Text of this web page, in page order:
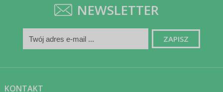
NEWSLETTER
KONTAKT